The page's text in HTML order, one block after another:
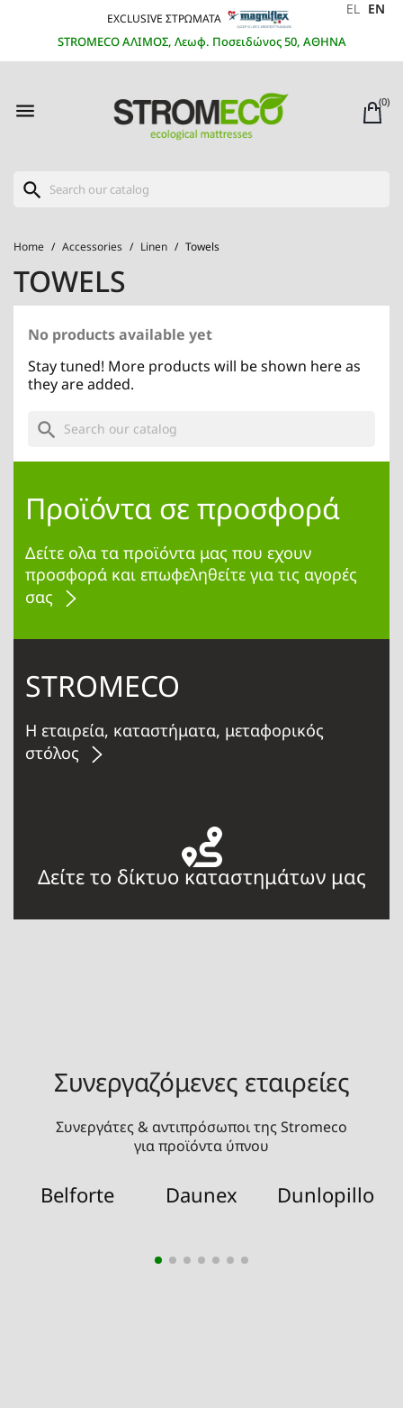
EXCLUSIVE ΣΤΡΩΜΑΤΑ
STROMECO ΑΛΙΜΟΣ, Λεωφ. Ποσειδώνος 50, ΑΘΗΝΑ
EL EN
 (0)
search
Home Accessories Linen Towels
TOWELS
No products available yet
Stay tuned! More products will be shown here as
they are added.
search
Προϊόντα σε προσφορά
Δείτε ολα τα προϊόντα μας που εχουν
προσφορά και επωφεληθείτε για τις αγορές
σας
STROMECO
Η εταιρεία, καταστήματα, μεταφορικός
στόλος
Δείτε το δίκτυο καταστημάτων μας
Συνεργαζόμενες εταιρείες
Συνεργάτες & αντιπρόσωποι της Stromeco
για προϊόντα ύπνου
Belforte Daunex Dunlopillo